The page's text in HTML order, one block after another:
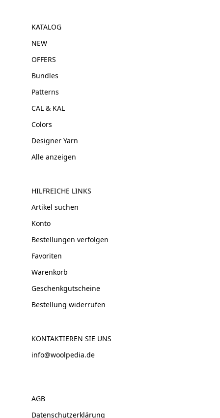
KATALOG
NEW
OFFERS
Bundles
Patterns
CAL & KAL
Colors
Designer Yarn
Alle anzeigen
HILFREICHE LINKS
Artikel suchen
Konto
Bestellungen verfolgen
Favoriten
Warenkorb
Geschenkgutscheine
Bestellung widerrufen
KONTAKTIEREN SIE UNS
info@woolpedia.de
AGB
Datenschutzerklärung